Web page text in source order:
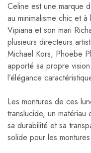
Celine est une marque
au minimalisme chic et
Vipiana et son mari
plusieurs directeurs
Michael Kors, Phoebe
apporté sa propre
l’élégance
Les montures de ces
translucide, un
sa durabilité et sa
solide pour les